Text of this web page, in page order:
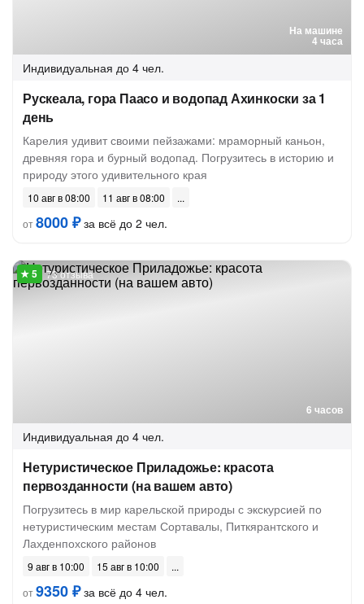
На машине
4 часа
Индивидуальная до 4 чел.
Рускеала, гора Паасо и водопад Ахинкоски за 1
день
Карелия удивит своими пейзажами: мраморный каньон,
древняя гора и бурный водопад. Погрузитесь в историю и
природу этого удивительного края
10 авг в 08:00
11 авг в 08:00
от8000 ₽за всё до 2 чел.
6 часов
73 отзыва
Индивидуальная до 4 чел.
Нетуристическое Приладожье: красота
первозданности (на вашем авто)
Погрузитесь в мир карельской природы с экскурсией по
нетуристическим местам Сортавалы, Питкярантского и
Лахденпохского районов
9 авг в 10:00
15 авг в 10:00
от9350 ₽за всё до 4 чел.